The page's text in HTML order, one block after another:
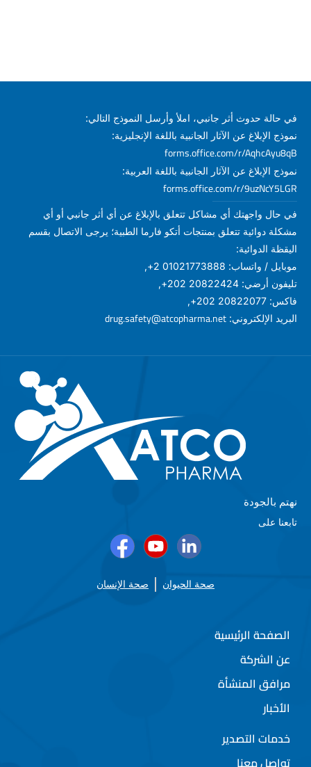
في حالة حدوث أثر جانبي، املأ وأرسل النموذج التالي:
نموذج الإبلاغ عن الآثار الجانبية باللغة الإنجليزية:
forms.office.com/r/AqhcAyu8qB
نموذج الإبلاغ عن الآثار الجانبية باللغة العربية:
forms.office.com/r/9uzNcY5LGR
في حال واجهتك أي مشاكل تتعلق بالإبلاغ عن أي أثر جانبي أو أي
مشكلة دوائية تتعلق بمنتجات أتكو فارما الطبية؛ يرجى الاتصال بقسم
اليقظة الدوائية:
موبايل / واتساب: 01021773888 2+,
تليفون أرضي: 20822424 202+,
فاكس: 20822077 202+,
البريد الإلكتروني: drug.safety@atcopharma.net
نهتم بالجودة
تابعنا على
صحة الحيوان صحة الإنسان
الصفحة الرئيسية
عن الشركة
مرافق المنشأة
الأخبار
خدمات التصدير
تواصل معنا